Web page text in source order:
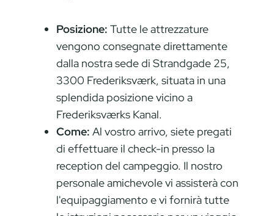
Posizione: Tutte le attrezzature
vengono consegnate direttamente
dalla nostra sede di Strandgade 25,
3300 Frederiksværk, situata in una
splendida posizione vicino a
Frederiksværks Kanal.
Come: Al vostro arrivo, siete pregati
di effettuare il check-in presso la
reception del campeggio. Il nostro
personale amichevole vi assisterà con
l'equipaggiamento e vi fornirà tutte